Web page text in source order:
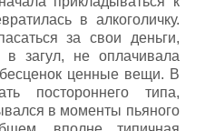
в алкоголичку.
за свои деньги,
в загул, не оплачивала
ценные вещи. В
постороннего типа,
в моменты пьяного